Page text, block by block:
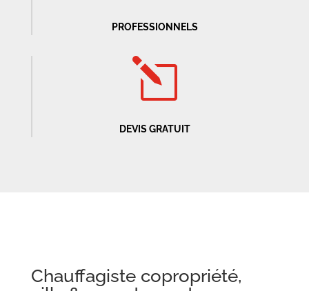
PROFESSIONNELS
l
DEVIS GRATUIT
Chauffagiste copropriété,